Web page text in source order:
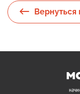
Вернуться